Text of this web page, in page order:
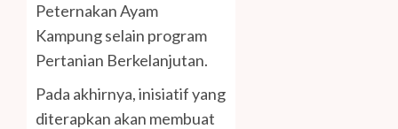
Peternakan Ayam
Kampung selain program
Pertanian Berkelanjutan.
Pada akhirnya, inisiatif yang
diterapkan akan membuat